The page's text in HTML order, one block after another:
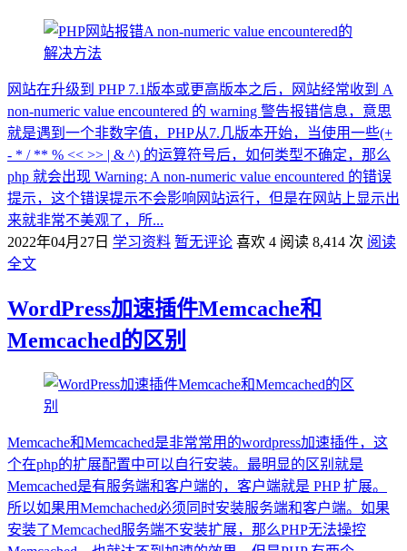
网站在升级到 PHP 7.1版本或更高版本之后，网站经常收到 A
non-numeric value encountered 的 warning 警告报错信息，意思
就是遇到一个非数字值，PHP从7.几版本开始，当使用一些(+
- * / ** % << >> | & ^) 的运算符号后，如何类型不确定，那么
php 就会出现 Warning: A non-numeric value encountered 的错误
提示，这个错误提示不会影响网站运行，但是在网站上显示出
来就非常不美观了，所...
2022年04月27日 学习资料 暂无评论 喜欢 4 阅读 8,414 次 阅读
全文
WordPress加速插件Memcache和
Memcached的区别
Memcache和Memcached是非常常用的wordpress加速插件，这
个在php的扩展配置中可以自行安装。最明显的区别就是
Memcached是有服务端和客户端的，客户端就是 PHP 扩展。
所以如果用Memchached必须同时安装服务端和客户端。如果
安装了Memcached服务端不安装扩展，那么PHP无法操控